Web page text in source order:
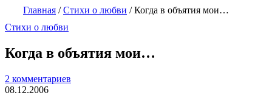
Главная /Стихи о любви /Когда в объятия мои…
Стихи о любви
Когда в объятия мои…
2 комментариев
08.12.2006